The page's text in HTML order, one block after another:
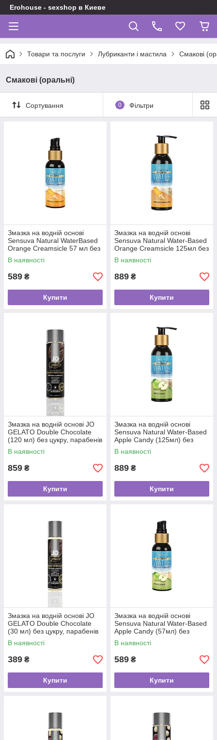
Erohouse - sexshop в Киеве
Товари та послуги Лубриканти і мастила Смакові
Смакові (оральні)
Сортування 0 Фільтри
Змазка на водній основі
Sensuva Natural WaterBased
Orange Creamsicle 57 мл без
гліцерину і парабенів
В наявності
589 ₴
Купити
Змазка на водній основі
Sensuva Natural Water-Based
Orange Creamsicle 125мл без
гліцерину, парабенів
В наявності
889 ₴
Купити
Змазка на водній основі JO
GELATO Double Chocolate
(120 мл) без цукру, парабенів
та гліколю
В наявності
859 ₴
Купити
Змазка на водній основі
Sensuva Natural Water-Based
Apple Candy (125мл) без
гліцерину та парабенів
В наявності
889 ₴
Купити
Змазка на водній основі JO
GELATO Double Chocolate
(30 мл) без цукру, парабенів
та гліколю
В наявності
389 ₴
Купити
Змазка на водній основі
Sensuva Natural Water-Based
Apple Candy (57мл) без
гліцерину та парабенів
В наявності
589 ₴
Купити